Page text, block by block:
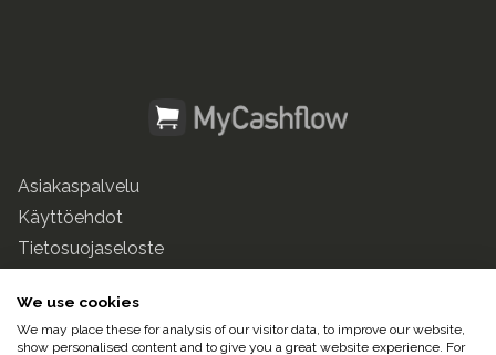
Asiakaspalvelu
Käyttöehdot
Tietosuojaseloste
© 2025 Pulse247 Oy. Kaikki oikeudet pidätetään.
We use cookies
We may place these for analysis of our visitor data, to improve our website,
show personalised content and to give you a great website experience. For